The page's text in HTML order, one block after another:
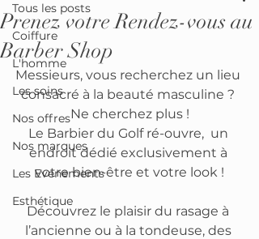
Tous les posts
Coiffure
L'homme
Les soins
Nos offres
Nos marques
Les Evenements
Esthétique
Prenez votre Rendez-vous au
Barber Shop
Messieurs, vous recherchez un lieu
consacré à la beauté masculine ?
Ne cherchez plus !
Le Barbier du Golf ré-ouvre,  un
endroit dédié exclusivement à
votre bien-être et votre look !
Découvrez le plaisir du rasage à
l’ancienne ou à la tondeuse, des